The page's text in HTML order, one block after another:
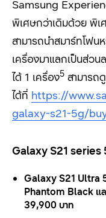
Samsung
พิเศษกว่าเดิมด้วย พิเ
สามารถนำสมาร์ทโฟน
เครื่องมาแลกเป็นส่ว
ได้ 1 เครื่อง5 สามารถ
ได้ที่ https://
galaxy-s21-5g/
Galaxy S21 series
Galaxy S21 Ultra
Phantom Black แ
39,900 บาท